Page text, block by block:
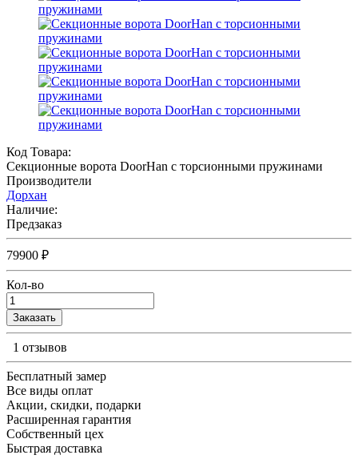
Код Товара:
Секционные ворота DoorHan с торсионными пружинами
Производители
Дорхан
Наличие:
Предзаказ
79900 ₽
Кол-во
Заказать
1 отзывов
Бесплатный замер
Все виды оплат
Акции, скидки, подарки
Расширенная гарантия
Собственный цех
Быстрая доставка